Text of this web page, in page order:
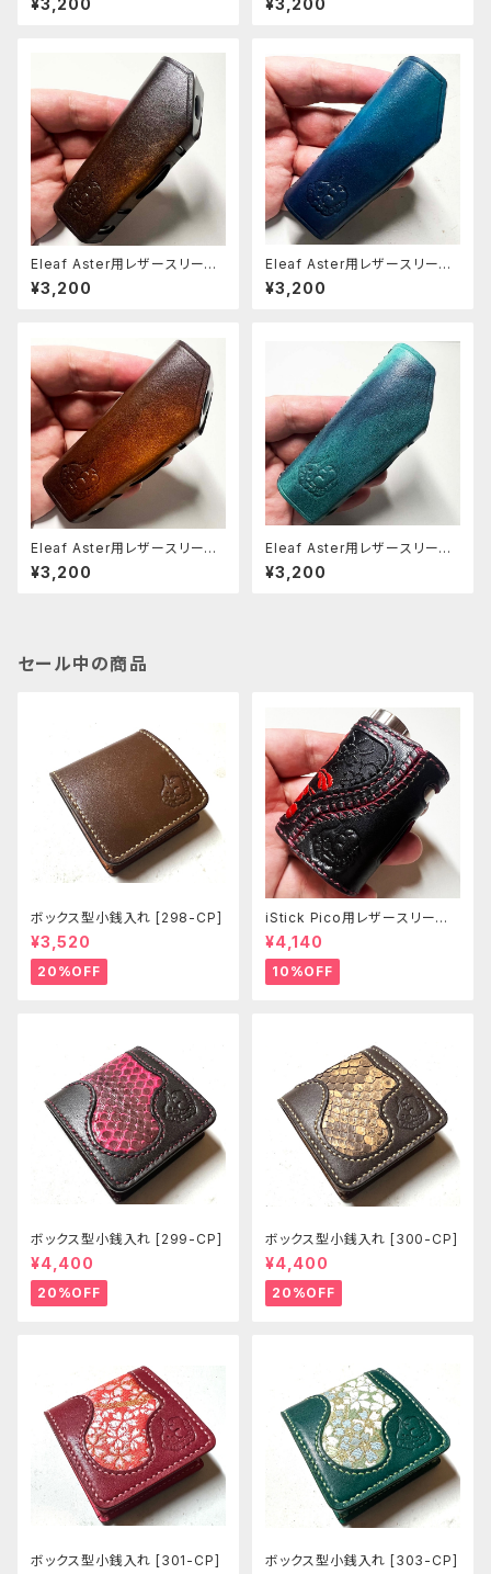
¥3,200 ¥3,200
Eleaf Aster用レザースリーブ
[401-as]
¥3,200
Eleaf Aster用レザースリーブ
[397-as]
¥3,200
Eleaf Aster用レザースリーブ
[402-as]
¥3,200
Eleaf Aster用レザースリーブ
[398-as]
¥3,200
セール中の商品
ボックス型小銭入れ [298-CP]
¥3,520
20%OFF
iStick Pico用レザースリーブ
[381-pc]
¥4,140
10%OFF
ボックス型小銭入れ [299-CP]
¥4,400
20%OFF
ボックス型小銭入れ [300-CP]
¥4,400
20%OFF
ボックス型小銭入れ [301-CP] ボックス型小銭入れ [303-CP]